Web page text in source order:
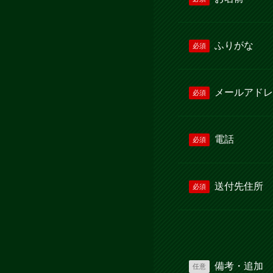
必須 ふりがな
必須 メールアド
必須 電話
必須 送付先住所
任意 備考・追加